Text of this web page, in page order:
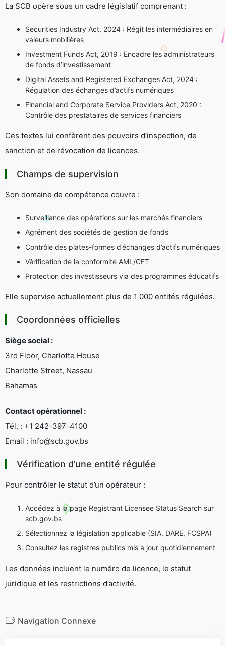
La SCB opère sous un cadre législatif comprenant :
Securities Industry Act, 2024 : Régit les intermédiaires en
valeurs mobilières
Investment Funds Act, 2019 : Encadre les administrateurs
de fonds d’investissement
Digital Assets and Registered Exchanges Act, 2024 :
Régulation des échanges d’actifs numériques
Financial and Corporate Service Providers Act, 2020 :
Contrôle des prestataires de services financiers
Ces textes lui confèrent des pouvoirs d’inspection, de
sanction et de révocation de licences.
Champs de supervision
Son domaine de compétence couvre :
Surveillance des opérations sur les marchés financiers
Agrément des sociétés de gestion de fonds
Contrôle des plates-formes d’échanges d’actifs numériques
Vérification de la conformité AML/CFT
Protection des investisseurs via des programmes éducatifs
Elle supervise actuellement plus de 1 000 entités régulées.
Coordonnées officielles
Siège social :
3rd Floor, Charlotte House
Charlotte Street, Nassau
Bahamas
Contact opérationnel :
Tél. : +1 242-397-4100
Email : info@scb.gov.bs
Vérification d’une entité régulée
Pour contrôler le statut d’un opérateur :
Accédez à la page Registrant Licensee Status Search sur
scb.gov.bs
Sélectionnez la législation applicable (SIA, DARE, FCSPA)
Consultez les registres publics mis à jour quotidiennement
Les données incluent le numéro de licence, le statut
juridique et les restrictions d’activité.
Navigation Connexe